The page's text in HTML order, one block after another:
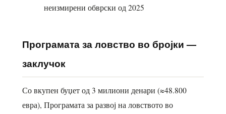
неизмирени обврски од 2025
Програмата за ловство во бројки —
заклучок
Со вкупен буџет од 3 милиони денари (≈48.800
евра), Програмата за развој на ловството во